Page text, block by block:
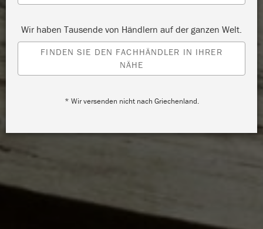
Wir haben Tausende von Händlern auf der ganzen Welt.
FINDEN SIE DEN FACHHÄNDLER IN IHRER
NÄHE
* Wir versenden nicht nach Griechenland.